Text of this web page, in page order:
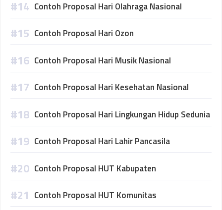
Contoh Proposal Hari Olahraga Nasional
Contoh Proposal Hari Ozon
Contoh Proposal Hari Musik Nasional
Contoh Proposal Hari Kesehatan Nasional
Contoh Proposal Hari Lingkungan Hidup Sedunia
Contoh Proposal Hari Lahir Pancasila
Contoh Proposal HUT Kabupaten
Contoh Proposal HUT Komunitas